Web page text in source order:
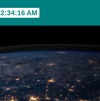
2:34:16 AM